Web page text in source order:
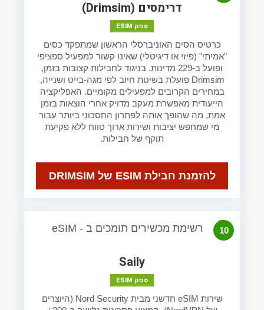
דרימסים (Drimsim)
ספק ESIM
כרטיס הסים האוניברסלי הראשון שמתפקד כסים
"אמיתי" (פיזי או דיגיטלי) שאינו קשור למפעיל ספציפי
ופועל ב-229 מדינות. בניגוד לחבילות קצובות בזמן,
Drimsim פועלת בשיטת חיוב לפי מגה-בייט ושנייה,
במחירים הקרובים למפעילים מקומיים. האפליקציה
הייעודית מאפשרת מעקב מדויק אחרי הוצאות בזמן
אמת, מה שהופך אותה לפתרון החסכוני ביותר עבור
מי שמחפש יציבות ושירות ארוך טווח ללא פקיעת
תוקף של חבילות.
להזמנת חבילת ESIM של DRIMSIM
10
Saily
ספק ESIM
שירות eSIM חדשני מבית Nord Security (היוצרים